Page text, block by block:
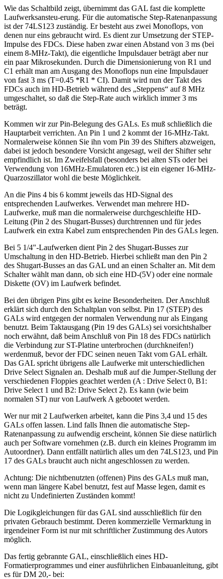
Wie das Schaltbild zeigt, übernimmt das GAL fast die komplette
Laufwerksansteu-erung. Für die automatische Step-Ratenanpassung
ist der 74LS123 zuständig. Er besteht aus zwei Monoflops, von
denen nur eins gebraucht wird. Es dient zur Umsetzung der STEP-
Impulse des FDCs. Diese haben zwar einen Abstand von 3 ms (bei
einem 8-MHz-Takt), die eigentliche Impulsdauer beträgt aber nur
ein paar Mikrosekunden. Durch die Dimensionierung von R1 und
C1 erhält man am Ausgang des Monoflops nun eine Impulsdauer
von fast 3 ms (T=0.45 *R1 * CI). Damit wird nun der Takt des
FDCs auch im HD-Betrieb während des „Steppens“ auf 8 MHz
umgeschaltet, so daß die Step-Rate auch wirklich immer 3 ms
beträgt.
Kommen wir zur Pin-Belegung des GALs. Es muß schließlich die
Hauptarbeit verrichten. An Pin 1 und 2 kommt der 16-MHz-Takt.
Normalerweise können Sie ihn vom Pin 39 des Shifters abzweigen,
dabei ist jedoch besondere Vorsicht angesagt, weil der Shifter sehr
empfindlich ist. Im Zweifelsfall (besonders bei alten STs oder bei
Verwendung von 16MHz-Emulatoren etc.) ist ein eigener 16-MHz-
Quarzoszillator wohl die beste Möglichkeit.
An die Pins 4 bis 6 kommt jeweils das HD-Signal des
entsprechenden Laufwerkes. Verwendet man mehrere HD-
Laufwerke, muß man die normalerweise durchgeschleifte HD-
Leitung (Pin 2 des Shugart-Busses) durchtrennen und für jedes
Laufwerk ein extra Kabel zum entsprechenden Pin des GALs legen.
Bei 5 1/4"-Laufwerken dient Pin 2 des Shugart-Busses zur
Umschaltung in den HD-Betrieb. Hierbei schließt man den Pin 2
des Shugart-Busses an das GAL und an einen Schalter an. Mit dem
Schalter wählt man dann, ob sich eine HD-(5V) oder eine normale
Diskette (OV) im Laufwerk befindet.
Bei den übrigen Pins gibt es keine Besonderheiten. Der Anschluß
erklärt sich durch den Schaltplan von selbst. Pin 17 (STEP) des
GALs wird entgegen der normalen Verwendung nur als Eingang
benutzt. Beim Taktausgang (Pin 19 des GALs) sei vorsichtshalber
noch erwähnt, daß beim Anschluß von Pin 18 des FDCs natürlich
die Verbindung zur ST-Platine unterbrochen (durchkneifen!)
werdenmuß, bevor der FDC seinen neuen Takt vom GAL erhält.
Das GAL spricht übrigens alle Laufwerke mit unterschiedlichen
Drive Select Signalen an. Deshalb muß auf die Jumper-Stellung der
verschiedenen Floppies geachtet werden (A : Drive Select 0, B1:
Drive Select 1 und B2: Drive Select 2). Es kann (wie beim
normalen ST) nur von Laufwerk A gebootet werden.
Wer nur mit 2 Laufwerken arbeitet, kann die Pins 3,4 und 15 des
GALs offen lassen. Lind falls Ihnen die automatische Step-
Ratenanpassung zu aufwendig erscheint, können Sie diese natürlich
auch per Software vornehmen (z.B. durch ein kleines Programm im
Autoordner). Dann entfällt natürlich alles um den 74LS123, und Pin
17 des GALs braucht auch nicht angeschlossen zu werden.
Achtung: Die nichtbenutzten (offenen) Pins des GALs muß man,
wenn man längere Kabel benutzt, fest auf Masse legen, damit es
nicht zu Undefinierten Zuständen kommt!
Die Logikgleichungen für das GAL sind ausschließlich für den
privaten Gebrauch bestimmt. Deren kommerzielle Vermarktung in
irgendeiner Form ist nur mit schriftlicher Zustimmung des Autors
möglich.
Das fertig gebrannte GAL, einschließlich eines HD-
Formatierprogrammes und einer ausführlichen Einbauanleitung, gibt
es für DM 20,- bei: